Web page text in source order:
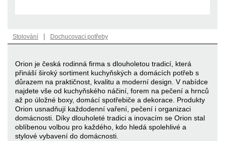
Stolování | Dochucovací potřeby
Orion je česká rodinná firma s dlouholetou tradicí, která
přináší široký sortiment kuchyňských a domácích potřeb s
důrazem na praktičnost, kvalitu a moderní design. V nabídce
najdete vše od kuchyňského náčiní, forem na pečení a hrnců
až po úložné boxy, domácí spotřebiče a dekorace. Produkty
Orion usnadňují každodenní vaření, pečení i organizaci
domácnosti. Díky dlouholeté tradici a inovacím se Orion stal
oblíbenou volbou pro každého, kdo hledá spolehlivé a
stylové vybavení do domácnosti.